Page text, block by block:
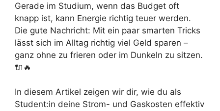
Gerade im Studium, wenn das Budget oft
knapp ist, kann Energie richtig teuer werden.
Die gute Nachricht: Mit ein paar smarten Tricks
lässt sich im Alltag richtig viel Geld sparen –
ganz ohne zu frieren oder im Dunkeln zu sitzen.
🔌🔥
In diesem Artikel zeigen wir dir, wie du als
Student:in deine Strom- und Gaskosten effektiv